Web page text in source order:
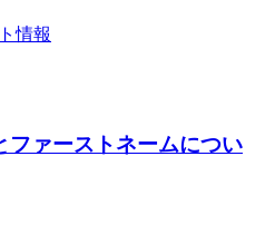
情報
ファーストネームについ